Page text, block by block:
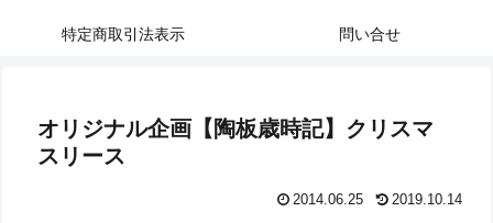
特定商取引法表示 問い合せ
オリジナル企画【陶板歳時記】クリスマ
スリース
2014.06.25 2019.10.14